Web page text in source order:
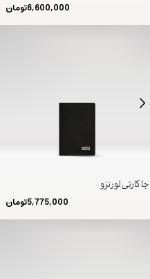
6,600,000تومان
جا کارتی لورنزو
5,775,000تومان